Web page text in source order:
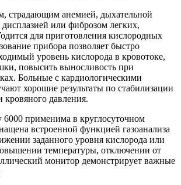
страдающим анемией, дыхательной
дисплазией или фиброзом легких,
для приготовления кислородных
прибора позволяет быстро
уровень кислорода в кровотоке,
повысить выносливость при
Больные с кардиологическими
хорошие результаты по стабилизации
кровяного давления.
применима в круглосуточном
встроенной функцией газоанализа
заданного уровня кислорода или
температуры, отключении от
монитор демонстрирует важные